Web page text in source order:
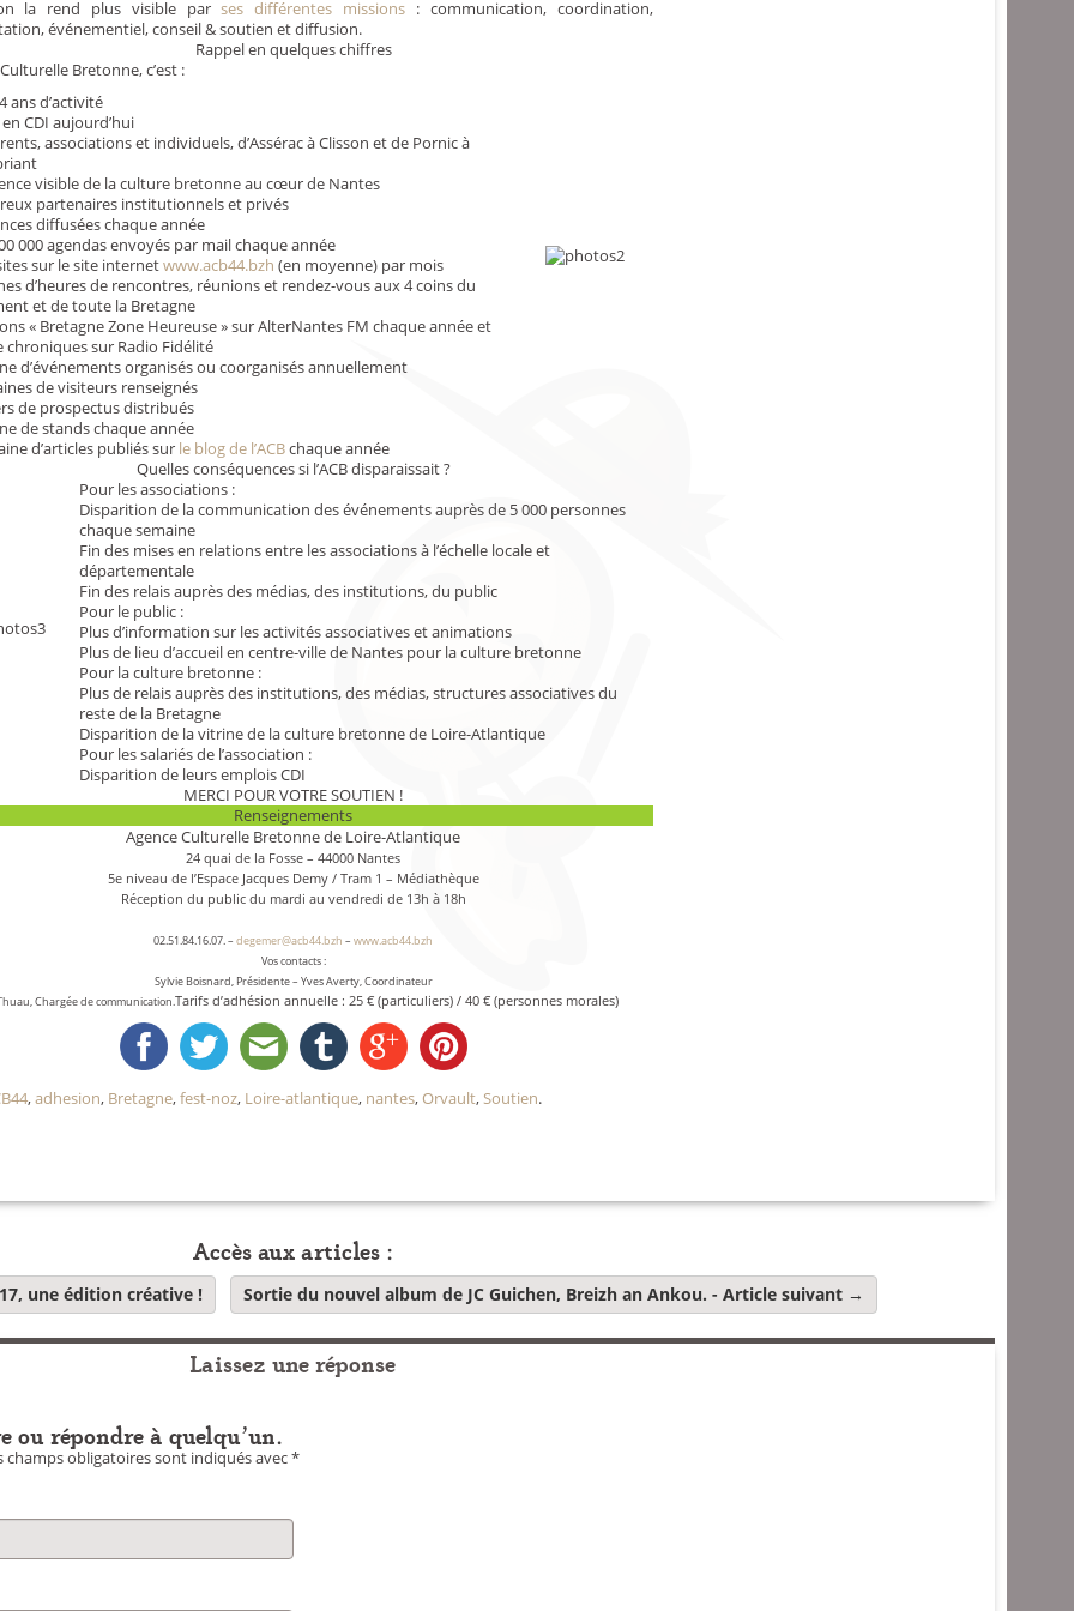
la rend plus visible parses différentes missions : communication, coordination,
événementiel, conseil & soutien et diffusion.
Rappel en quelques chiffres
Culturelle Bretonne, c’est :
ans d’activité
CDI aujourd’hui
associations et individuels, d’Assérac à Clisson et de Pornic à
visible de la culture bretonne au cœur de Nantes
partenaires institutionnels et privés
diffusées chaque année
000 agendas envoyés par mail chaque année
sur le site internetwww.acb44.bzh (en moyenne) par mois
d’heures de rencontres, réunions et rendez-vous aux 4 coins du
et de toute la Bretagne
« Bretagne Zone Heureuse » sur AlterNantes FM chaque année et
chroniques sur Radio Fidélité
d’événements organisés ou coorganisés annuellement
de visiteurs renseignés
de prospectus distribués
de stands chaque année
d’articles publiés sur le blog de l’ACBchaque année
Quelles conséquences si l’ACB disparaissait ?
Pour les associations :
Disparition de la communication des événements auprès de 5 000 personnes
chaque semaine
Fin des mises en relations entre les associations à l’échelle locale et
départementale
Fin des relais auprès des médias, des institutions, du public
Pour le public :
Plus d’information sur les activités associatives et animations
Plus de lieu d’accueil en centre-ville de Nantes pour la culture bretonne
Pour la culture bretonne :
Plus de relais auprès des institutions, des médias, structures associatives du
reste de la Bretagne
Disparition de la vitrine de la culture bretonne de Loire-Atlantique
Pour les salariés de l’association :
Disparition de leurs emplois CDI
MERCI POUR VOTRE SOUTIEN !
Renseignements
Agence Culturelle Bretonne de Loire-Atlantique
24 quai de la Fosse – 44000 Nantes
5e niveau de l’Espace Jacques Demy / Tram 1 – Médiathèque
Réception du public du mardi au vendredi de 13h à 18h
02.51.84.16.07. – degemer@acb44.bzh – www.acb44.bzh
Vos contacts :
Sylvie Boisnard, Présidente – Yves Averty, Coordinateur
Chargée de communication.Tarifs d’adhésion annuelle : 25 € (particuliers) / 40 € (personnes morales)
,adhesion, Bretagne,fest-noz, Loire-atlantique, nantes,Orvault,Soutien.
Accès aux articles :
une édition créative ! Sortie du nouvel album de JC Guichen, Breizh an Ankou. - Article suivant →
Laissez une réponse
ou répondre à quelqu'un.
champs obligatoires sont indiqués avec*